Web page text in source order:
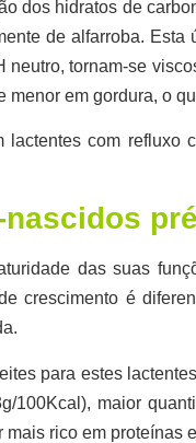
dos hidratos de
de alfarroba.
neutro, tornam-se
menor em gordura, o
com
das suas
crescimento é
para estes
100Kcal), maior
rico em proteínas